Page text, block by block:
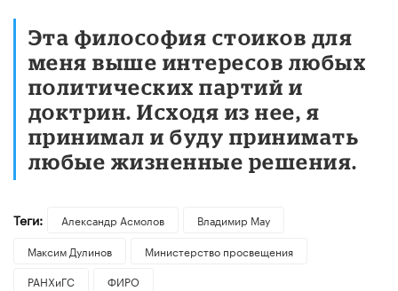
Эта философия стоиков для
меня выше интересов любых
политических партий и
доктрин. Исходя из нее, я
принимал и буду принимать
любые жизненные решения.
Теги: Александр Асмолов
Владимир Мау
Максим Дулинов
Министерство просвещения
РАНХиГС
ФИРО